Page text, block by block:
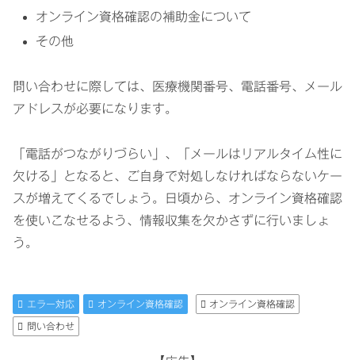
オンライン資格確認の補助金について
その他
問い合わせに際しては、医療機関番号、電話番号、メール
アドレスが必要になります。
「電話がつながりづらい」、「メールはリアルタイム性に
欠ける」となると、ご自身で対処しなければならないケー
スが増えてくるでしょう。日頃から、オンライン資格確認
を使いこなせるよう、情報収集を欠かさずに行いましょ
う。
エラー対応 オンライン資格確認 オンライン資格確認
問い合わせ